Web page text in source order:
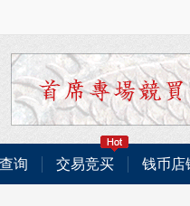
询 交易竞买 钱币店